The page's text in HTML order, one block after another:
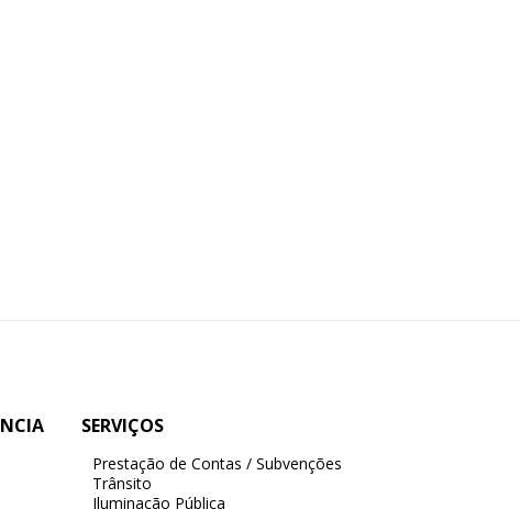
SERVIÇOS
Prestação de Contas / Subvenções
Trânsito
Iluminação Pública